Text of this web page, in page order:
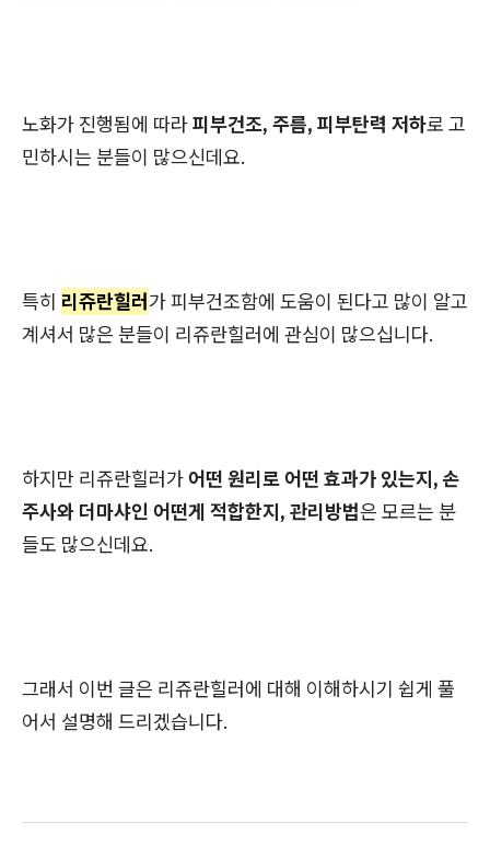
노화가 진행됨에 따라피부건조, 주름, 피부탄력 저하로 고
민하시는 분들이 많으신데요.
특히 리쥬란힐러가 피부건조함에 도움이 된다고 많이 알고
계셔서 많은 분들이 리쥬란힐러에 관심이 많으십니다.
하지만 리쥬란힐러가어떤 원리로 어떤 효과가 있는지, 손
주사와 더마샤인 어떤게 적합한지, 관리방법은 모르는 분
들도 많으신데요.
그래서 이번 글은 리쥬란힐러에 대해 이해하시기 쉽게 풀
어서 설명해 드리겠습니다.